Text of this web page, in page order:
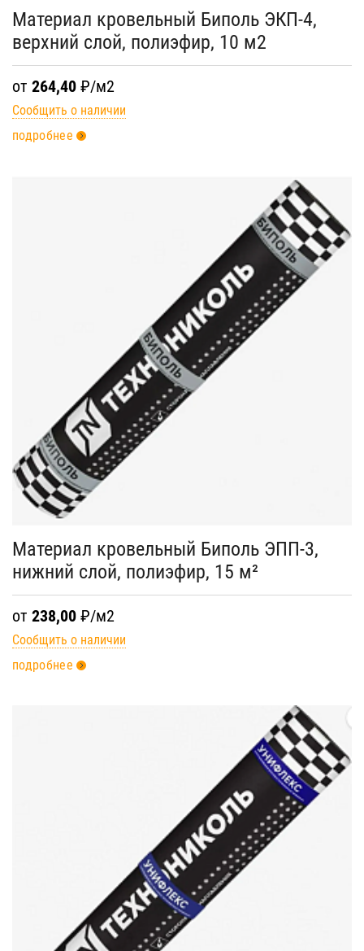
Материал кровельный Биполь ЭКП-4,
верхний слой, полиэфир, 10 м2
от 264,40 ₽/м2
Сообщить о наличии
подробнее
Материал кровельный Биполь ЭПП-3,
нижний слой, полиэфир, 15 м²
от 238,00 ₽/м2
Сообщить о наличии
подробнее